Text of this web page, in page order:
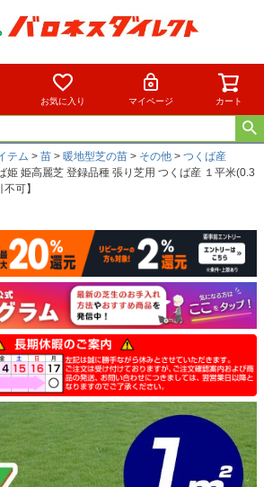
お気に入り マイページ カート
テム 苗 暖地型芝の苗 その他
つくば産
姫 姫高麗芝 登録品種 張り芝用 つくば産 １平米(0.3
可】